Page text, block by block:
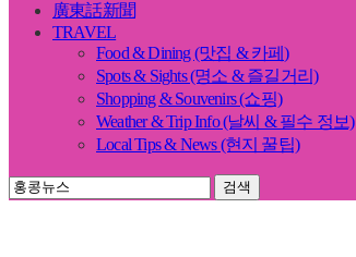
廣東話新聞
TRAVEL
Food & Dining (맛집 & 카페)
Spots & Sights (명소 & 즐길거리)
Shopping & Souvenirs (쇼핑)
Weather & Trip Info (날씨 & 필수 정보)
Local Tips & News (현지 꿀팁)
검색